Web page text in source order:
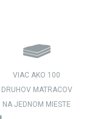
VIAC AKO 100
DRUHOV MATRACOV
NA JEDNOM MIESTE